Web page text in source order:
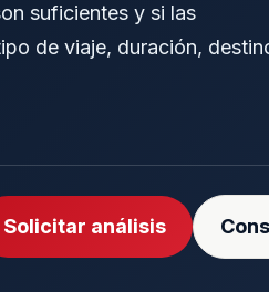
suficientes y si las
de viaje, duración,
Solicitar análisis